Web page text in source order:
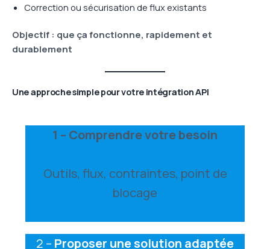
Correction ou sécurisation de flux existants
Objectif : que ça fonctionne, rapidement et
durablement
Une approche simple pour votre intégration API
1 – Comprendre votre besoin
Outils, flux, contraintes, point de
blocage
2 – Proposer une solution adaptée